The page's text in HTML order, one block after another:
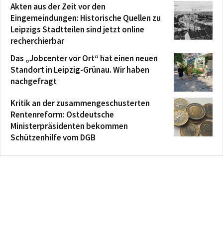
Akten aus der Zeit vor den
Eingemeindungen: Historische Quellen zu
Leipzigs Stadtteilen sind jetzt online
recherchierbar
Das „Jobcenter vor Ort“ hat einen neuen
Standort in Leipzig-Grünau. Wir haben
nachgefragt
Kritik an der zusammengeschusterten
Rentenreform: Ostdeutsche
Ministerpräsidenten bekommen
Schützenhilfe vom DGB